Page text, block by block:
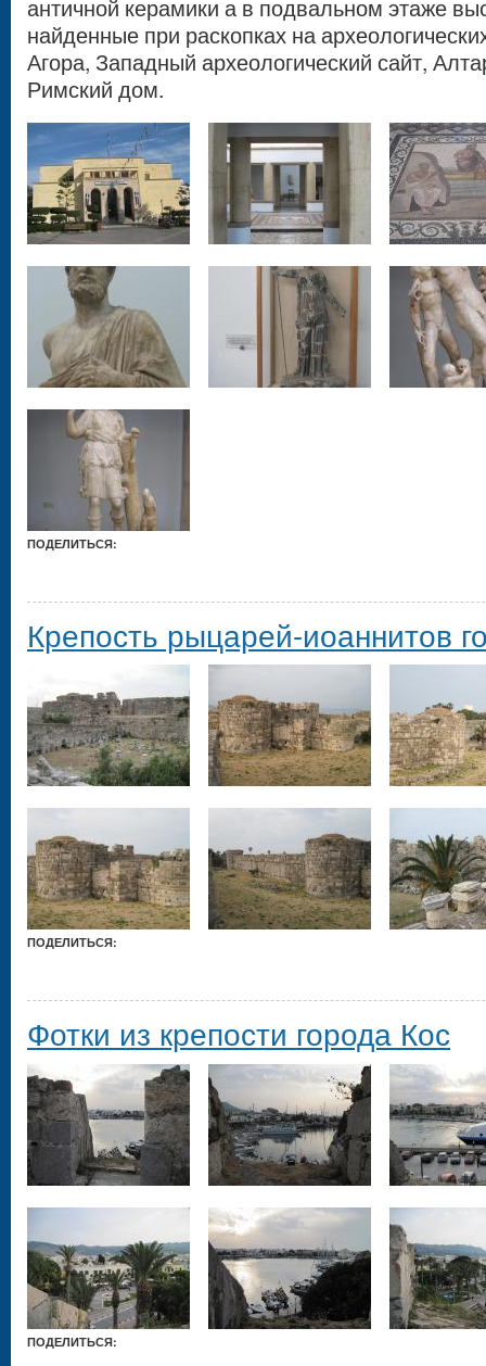
античной керамики а в подвальном этаже
найденные при раскопках на
Агора, Западный археологический сайт,
Римский дом.
ПОДЕЛИТЬСЯ:
Крепость рыцарей-иоаннитов
ПОДЕЛИТЬСЯ:
Фотки из крепости города Кос
ПОДЕЛИТЬСЯ: